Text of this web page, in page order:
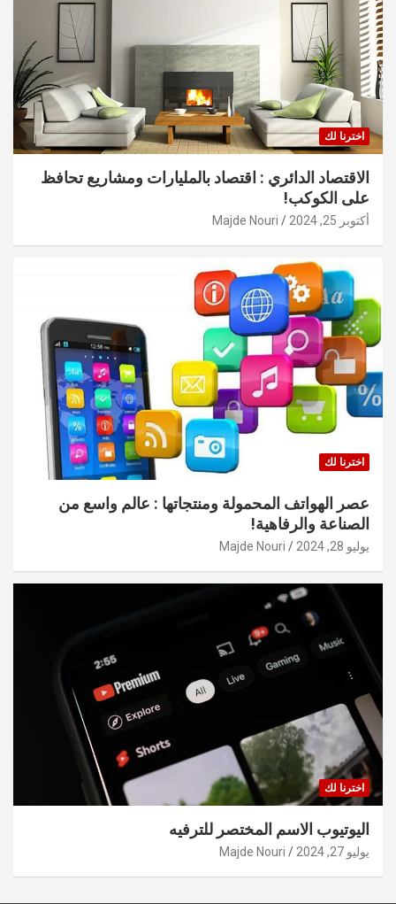
اخترنا لك
الاقتصاد الدائري : اقتصاد بالمليارات ومشاريع تحافظ
على الكوكب!
أكتوبر 25, 2024 Majde Nouri
اخترنا لك
عصر الهواتف المحمولة ومنتجاتها : عالم واسع من
الصناعة والرفاهية!
يوليو 28, 2024 Majde Nouri
اخترنا لك
اليوتيوب الاسم المختصر للترفيه
يوليو 27, 2024 Majde Nouri